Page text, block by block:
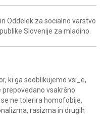
Oddelek za socialno varstvo
Slovenije za mladino.
ki ga sooblikujemo vsi_e,
prepovedano vsakršno
ne tolerira homofobije,
rasizma in drugih